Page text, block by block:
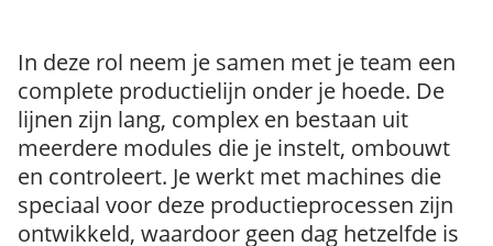
In deze rol neem je samen met je team een
complete productielijn onder je hoede. De
lijnen zijn lang, complex en bestaan uit
meerdere modules die je instelt, ombouwt
en controleert. Je werkt met machines die
speciaal voor deze productieprocessen zijn
ontwikkeld, waardoor geen dag hetzelfde is